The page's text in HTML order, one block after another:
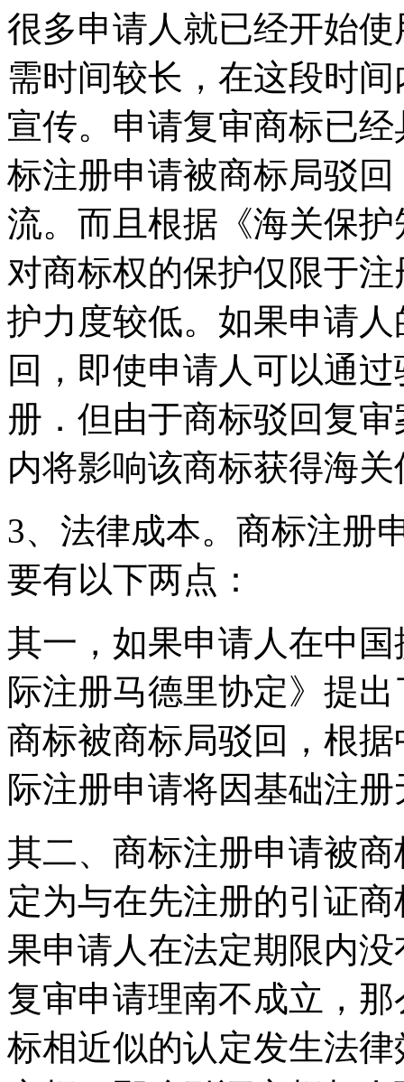
很多申请人就已经开始
需时间较长，在这段时
宣传。申请复审商标已
标注册申请被商标局驳
流。而且根据《海关保
对商标权的保护仅限于
护力度较低。如果申请
回，即使申请人可以通
册．但由于商标驳回复
内将影响该商标获得海
3、法律成本。商标注册
要有以下两点：
其一，如果申请人在中
际注册马德里协定》提
商标被商标局驳回，根
际注册申请将因基础注
其二、商标注册申请被
定为与在先注册的引证
果申请人在法定期限内
复审申请理南不成立，
标相近似的认定发生法